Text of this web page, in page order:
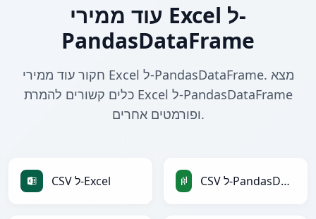
עוד ממירי Excel ל-
PandasDataFrame
חקור עוד ממירי Excel ל-PandasDataFrame. מצא
כלים קשורים להמרת Excel ל-PandasDataFrame
ופורמטים אחרים.
CSV ל-Excel CSV ל-PandasDataFrame